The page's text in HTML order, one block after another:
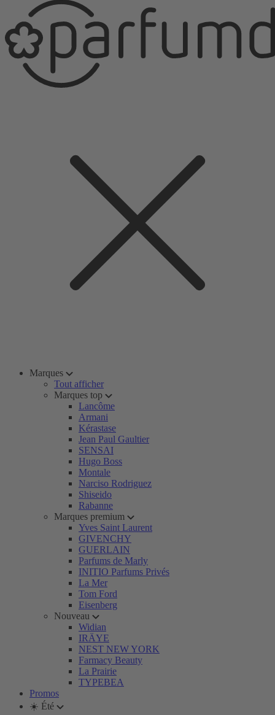
Marques
Tout afficher
Marques top
Lancôme
Armani
Kérastase
Jean Paul Gaultier
SENSAI
Hugo Boss
Montale
Narciso Rodriguez
Shiseido
Rabanne
Marques premium
Yves Saint Laurent
GIVENCHY
GUERLAIN
Parfums de Marly
INITIO Parfums Privés
La Mer
Tom Ford
Eisenberg
Nouveau
Widian
IRÄYE
NEST NEW YORK
Farmacy Beauty
La Prairie
TYPEBEA
Promos
☀️ Été